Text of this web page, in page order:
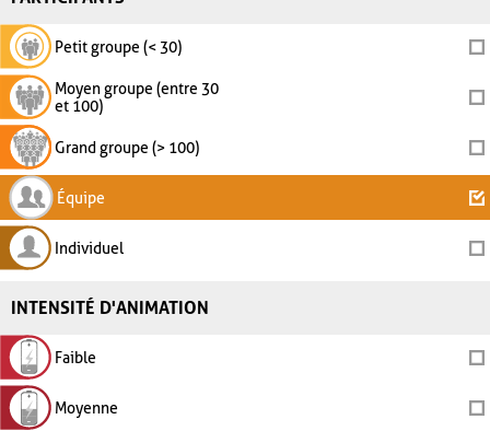
Petit groupe (< 30)
Moyen groupe (entre 30
et 100)
Grand groupe (> 100)
Équipe
Individuel
INTENSITÉ D'ANIMATION
Faible
Moyenne